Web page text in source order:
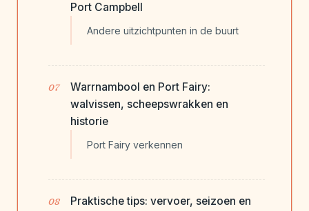
Port Campbell
Andere uitzichtpunten in de buurt
Warrnambool en Port Fairy:
walvissen, scheepswrakken en
historie
Port Fairy verkennen
Praktische tips: vervoer, seizoen en